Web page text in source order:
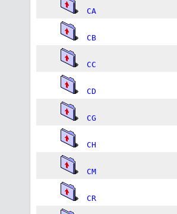
CA
CB
CC
CD
CG
CH
CM
CR